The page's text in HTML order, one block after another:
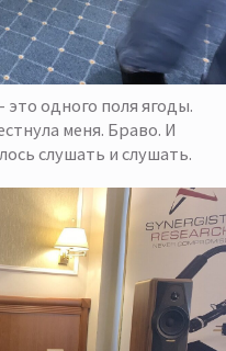
одного поля ягоды.
меня. Браво. И
слушать и слушать.